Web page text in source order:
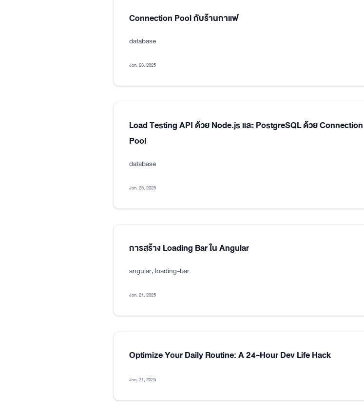
Connection Pool กับร้านกาแฟ
database
Jan. 23, 2025
Load Testing API ด้วย Node.js และ PostgreSQL ด้วย Connection
Pool
database
Jan. 23, 2025
การสร้าง Loading Bar ใน Angular
angular, loading-bar
Jan. 21, 2025
Optimize Your Daily Routine: A 24-Hour Dev Life Hack
Jan. 21, 2025